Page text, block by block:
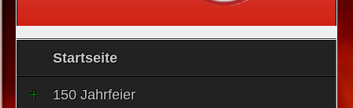
Startseite
150 Jahrfeier